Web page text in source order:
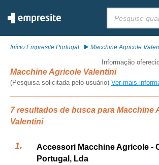
Início Empresite Portugal Macchine Agricole
Informação
Macchine Agricole Valentini
(Pesquisa solicitada pelo usuário) Ver mais
7 resultados de busca para Macchine
Valentini
Accessori Macchine Agricole -
Portugal, Lda